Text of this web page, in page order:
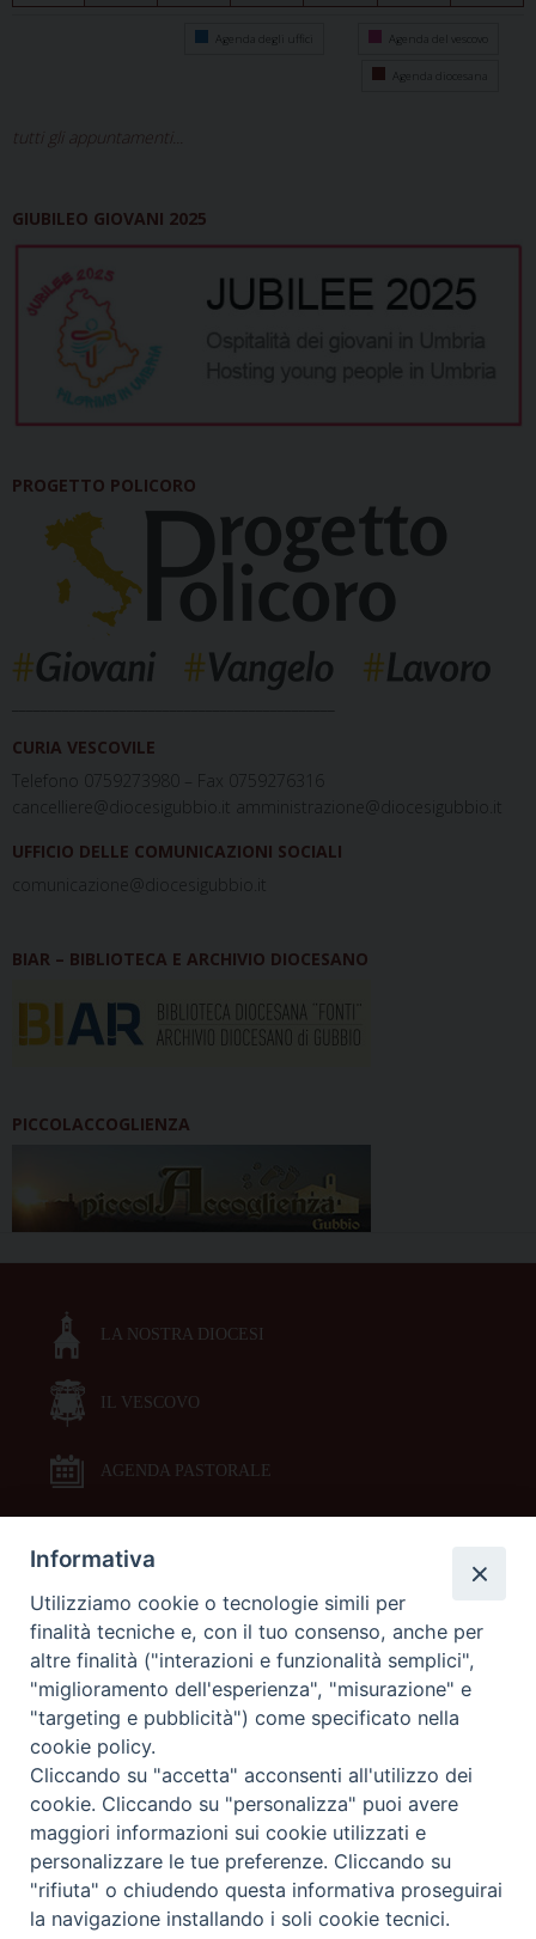
Agenda degli uffici Agenda del vescovo
Agenda diocesana
tutti gli appuntamenti...
GIUBILEO GIOVANI 2025
PROGETTO POLICORO
CURIA VESCOVILE
Telefono 0759273980 – Fax 0759276316
cancelliere@diocesigubbio.it amministrazione@diocesigubbio.it
UFFICIO DELLE COMUNICAZIONI SOCIALI
comunicazione@diocesigubbio.it
BIAR – BIBLIOTECA E ARCHIVIO DIOCESANO
PICCOLACCOGLIENZA
LA NOSTRA DIOCESI
IL VESCOVO
AGENDA PASTORALE
DOCUMENTI PASTORALI
ORARI MESSE
LITURGIA DELLE ORE
GALLERIE FOTOGRAFICHE
GALLERIE VIDEO
Informativa
Utilizziamo cookie o tecnologie simili per
finalità tecniche e, con il tuo consenso, anche per
altre finalità ("interazioni e funzionalità semplici",
"miglioramento dell'esperienza", "misurazione" e
"targeting e pubblicità") come specificato nella
cookie policy.
Cliccando su "accetta" acconsenti all'utilizzo dei
cookie. Cliccando su "personalizza" puoi avere
maggiori informazioni sui cookie utilizzati e
personalizzare le tue preferenze. Cliccando su
"rifiuta" o chiudendo questa informativa proseguirai
la navigazione installando i soli cookie tecnici.